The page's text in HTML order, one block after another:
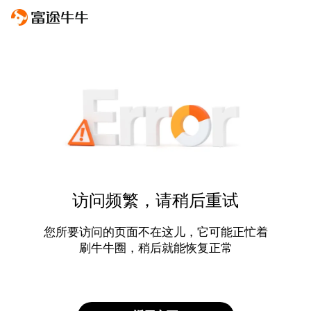
访问频繁，请稍后重试
您所要访问的页面不在这儿，它可能正忙着
刷牛牛圈，稍后就能恢复正常